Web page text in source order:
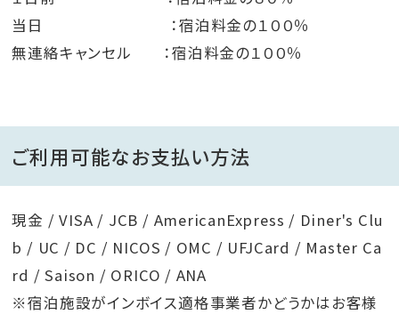
当日 ：宿泊料金の１００％
無連絡キャンセル ：宿泊料金の１００％
ご利用可能なお支払い方法
現金 / VISA / JCB / AmericanExpress / Diner's Clu
b / UC / DC / NICOS / OMC / UFJCard / Master Ca
rd / Saison / ORICO / ANA
※宿泊施設がインボイス適格事業者かどうかはお客様